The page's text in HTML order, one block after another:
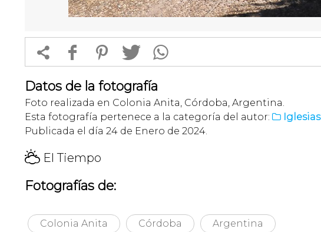
 f 1 T 
Datos de la fotografía
Foto realizada en Colonia Anita, Córdoba, Argentina.
Esta fotografía pertenece a la categoría del autor:  Iglesias
Publicada el día 24 de Enero de 2024.
H El Tiempo
Fotografías de:
Colonia Anita Córdoba Argentina